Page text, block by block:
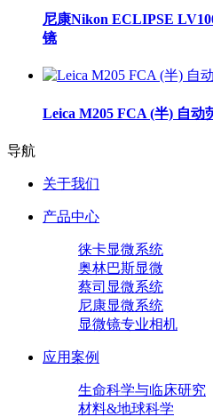
尼康Nikon ECLIPSE
镜
Leica M205 FCA (半) 自动
导航
关于我们
产品中心
徕卡显微系统
奥林巴斯显微
蔡司显微系统
尼康显微系统
显微镜专业相机
应用案例
生命科学与临床研究
材料&地球科学